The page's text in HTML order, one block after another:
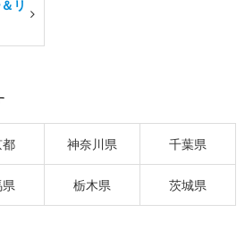
リ
神奈川県 千葉県
栃木県 茨城県